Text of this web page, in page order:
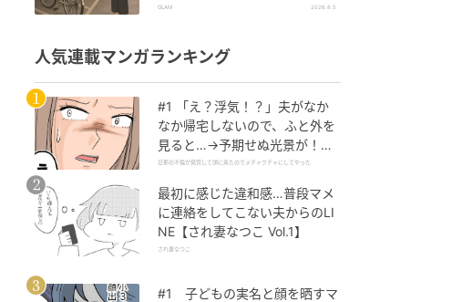
定した朝
GLAM 2026.8.5
人気連載マンガランキング
#1 「え？浮気！？」夫がなか
なか帰宅しないので、ふと外を
見ると…→予期せぬ光景が！｜
旦那の不倫が発覚して頭に来た
旦那の不倫が発覚して頭に来たのでメチャクチャにしてやった
最初に感じた違和感…普段マメ
に連絡をしてこない夫からのLI
NE【され妻なつこ Vol.1】
され妻なつこ
#1 子どもの実名と顔を晒すマ